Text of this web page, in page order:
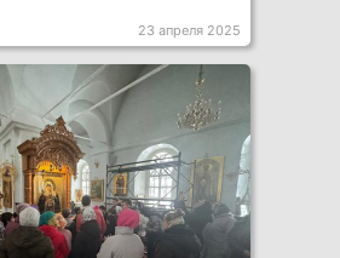
23 апреля 2025